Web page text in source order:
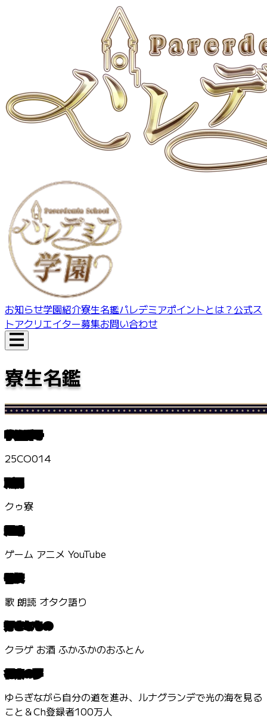
お知らせ学園紹介寮生名鑑パレデミアポイントとは？ 公式ス
トアクリエイター募集お問い合わせ
寮生名鑑
学籍番号
25CO014
所属
クゥ寮
趣味
ゲーム アニメ YouTube
特技
歌 朗読 オタク語り
好きなもの
クラゲ お酒 ふかふかのおふとん
将来の夢
ゆらぎながら自分の道を進み、ルナグランデで光の海を見る
こと＆Ch登録者100万人